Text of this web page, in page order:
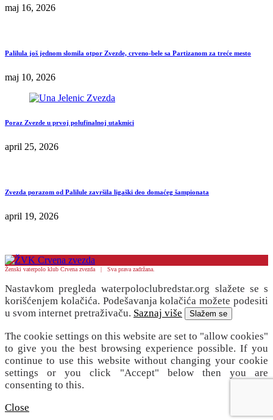
maj 16, 2026
Palilula još jednom slomila otpor Zvezde, crveno-bele sa Partizanom za treće mesto
maj 10, 2026
Poraz Zvezde u prvoj polufinalnoj utakmici
april 25, 2026
Zvezda porazom od Palilule završila ligaški deo domaćeg šampionata
april 19, 2026
Ženski vaterpolo klub Crvena zvezda | Sva prava zadržana.
Nastavkom pregleda waterpoloclubredstar.org slažete se s
korišćenjem kolačića. Podešavanja kolačića možete podesiti
u svom internet pretraživaču. Saznaj više Slažem se
The cookie settings on this website are set to "allow cookies"
to give you the best browsing experience possible. If you
continue to use this website without changing your cookie
settings or you click "Accept" below then you are
consenting to this.
Close